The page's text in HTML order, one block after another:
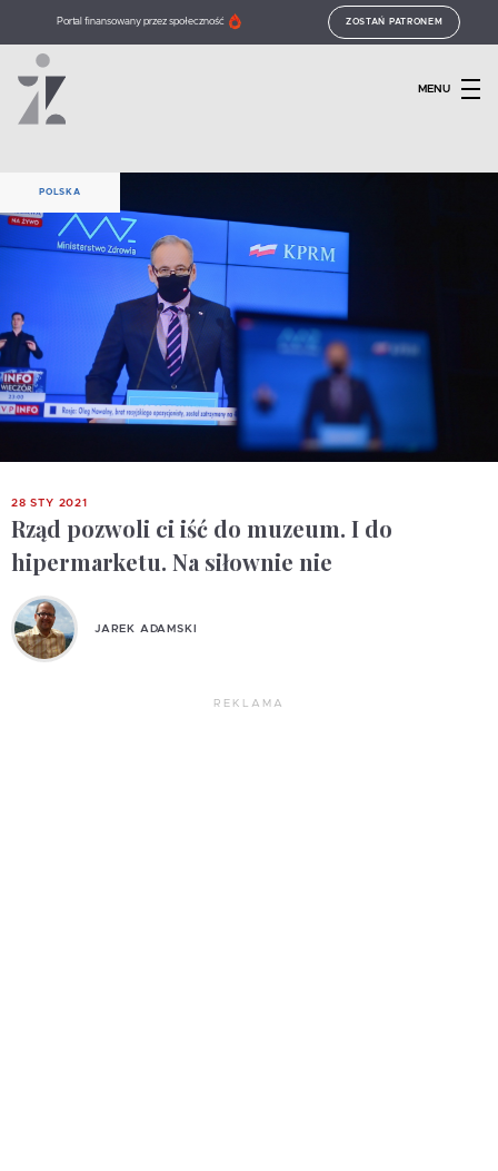
Portal finansowany przez społeczność ZOSTAŃ PATRONEM
MENU
POLSKA
28 STY 2021
Rząd pozwoli ci iść do muzeum. I do
hipermarketu. Na siłownie nie
JAREK ADAMSKI
REKLAMA